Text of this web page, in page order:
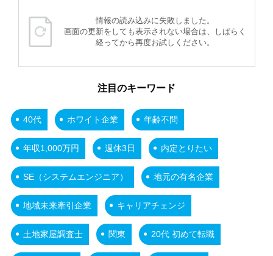
情報の読み込みに失敗しました。
画面の更新をしても表示されない場合は、しばらく
経ってから再度お試しください。
注目のキーワード
40代 ホワイト企業 年齢不問
年収1,000万円 週休3日 内定とりたい
SE（システムエンジニア） 地元の有名企業
地域未来牽引企業 キャリアチェンジ
土地家屋調査士 関東 20代 初めて転職